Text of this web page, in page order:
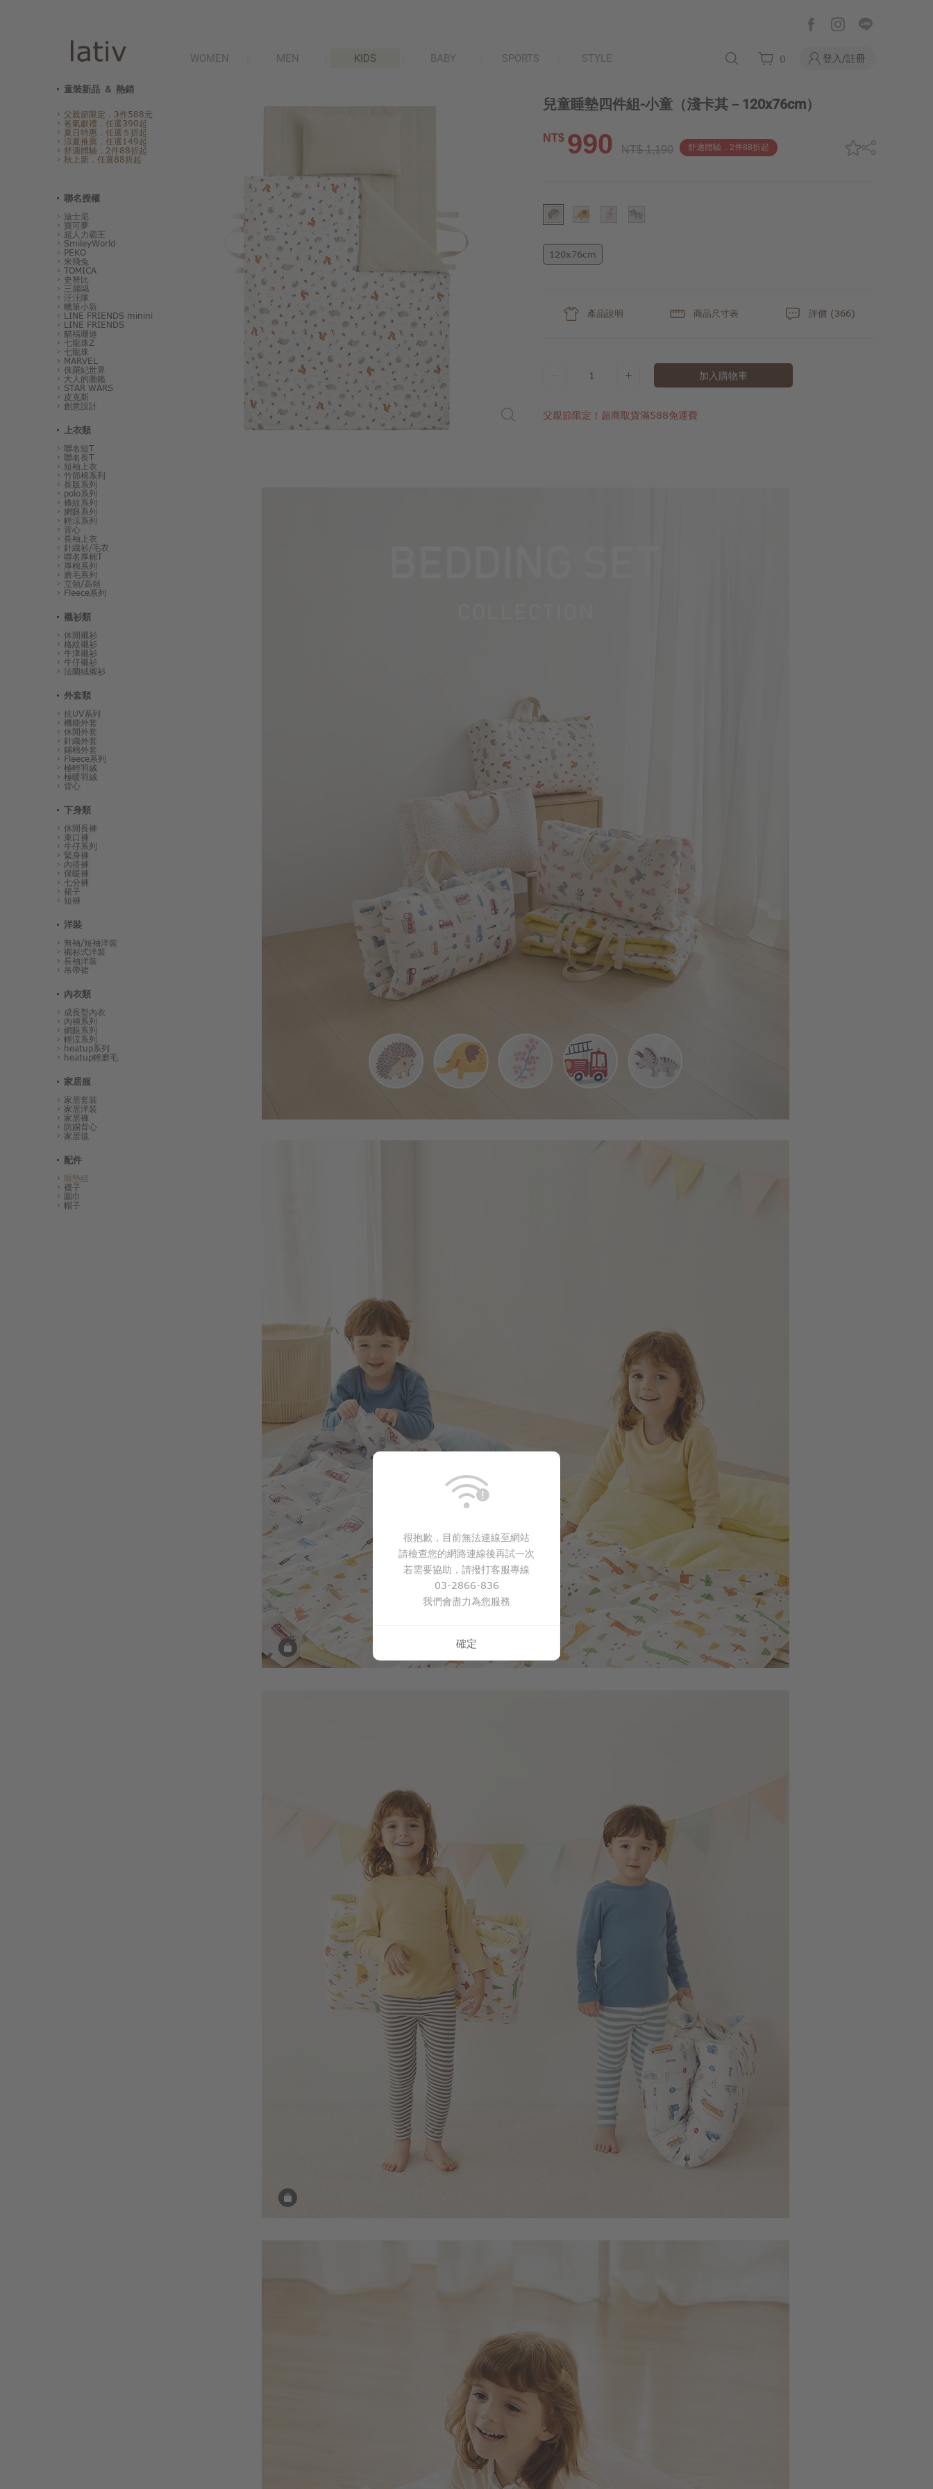
WOMEN MEN KIDS BABY SPORTS STYLE 0 登入/註冊
童裝新品 ＆ 熱銷
父親節限定．3件588元
爸氣獻禮．任選390起
夏日特惠．任選５折起
涼夏推薦．任選149起
舒適體驗．2件88折起
秋上新．任選88折起
聯名授權
迪士尼
寶可夢
超人力霸王
SmileyWorld
PEKO
米飛兔
TOMICA
史努比
三麗鷗
汪汪隊
蠟筆小新
LINE FRIENDS minini
LINE FRIENDS
貓福珊迪
七龍珠Z
七龍珠
MARVEL
侏羅紀世界
大人的圖鑑
STAR WARS
皮克斯
創意設計
上衣類
聯名短T
聯名長T
短袖上衣
竹節棉系列
長版系列
polo系列
條紋系列
網眼系列
輕涼系列
背心
長袖上衣
針織衫/毛衣
聯名厚棉T
厚棉系列
磨毛系列
立領/高領
Fleece系列
襯衫類
休閒襯衫
格紋襯衫
牛津襯衫
牛仔襯衫
法蘭絨襯衫
外套類
抗UV系列
機能外套
休閒外套
針織外套
鋪棉外套
Fleece系列
極輕羽絨
極暖羽絨
背心
下身類
休閒長褲
束口褲
牛仔系列
緊身褲
內搭褲
保暖褲
七分褲
裙子
短褲
洋裝
無袖/短袖洋裝
襯衫式洋裝
長袖洋裝
吊帶裙
內衣類
成長型內衣
內褲系列
網眼系列
輕涼系列
heatup系列
heatup輕磨毛
家居服
家居套裝
家居洋裝
家居褲
防踢背心
家居毯
配件
睡墊組
襪子
圍巾
帽子
兒童睡墊四件組-小童 （淺卡其－120x76cm）
NT$ 990 NT$ 1,190 舒適體驗．2件88折起
120x76cm
產品說明 商品尺寸表 評價 (366)
1 加入購物車
父親節限定！超商取貨滿588免運費
$ 199
$990 $ 1,190
$ 199
很抱歉，目前無法連線至網站
請檢查您的網路連線後再試一次
若需要協助，請撥打客服專線
03-2866-836
我們會盡力為您服務
確定